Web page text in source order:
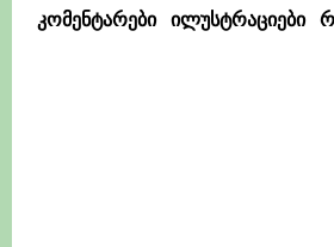
კომენტარები ილუსტრაციები